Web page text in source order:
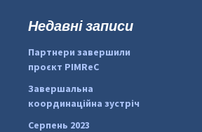
#PipIvanToday
pimrec_project
:Недавні записи
Партнери завершили
проєкт PIMReC
Завершальна
координаційна зустріч
Серпень 2023